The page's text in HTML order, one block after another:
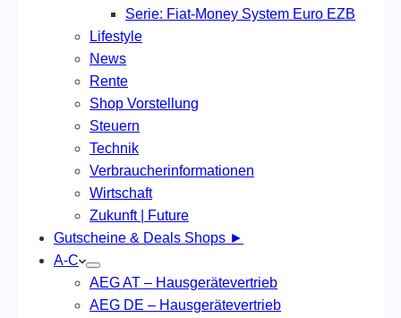
Serie: Fiat-Money System Euro EZB
Lifestyle
News
Rente
Shop Vorstellung
Steuern
Technik
Verbraucherinformationen
Wirtschaft
Zukunft | Future
Gutscheine & Deals Shops ►
A-C
AEG AT – Hausgerätevertrieb
AEG DE – Hausgerätevertrieb